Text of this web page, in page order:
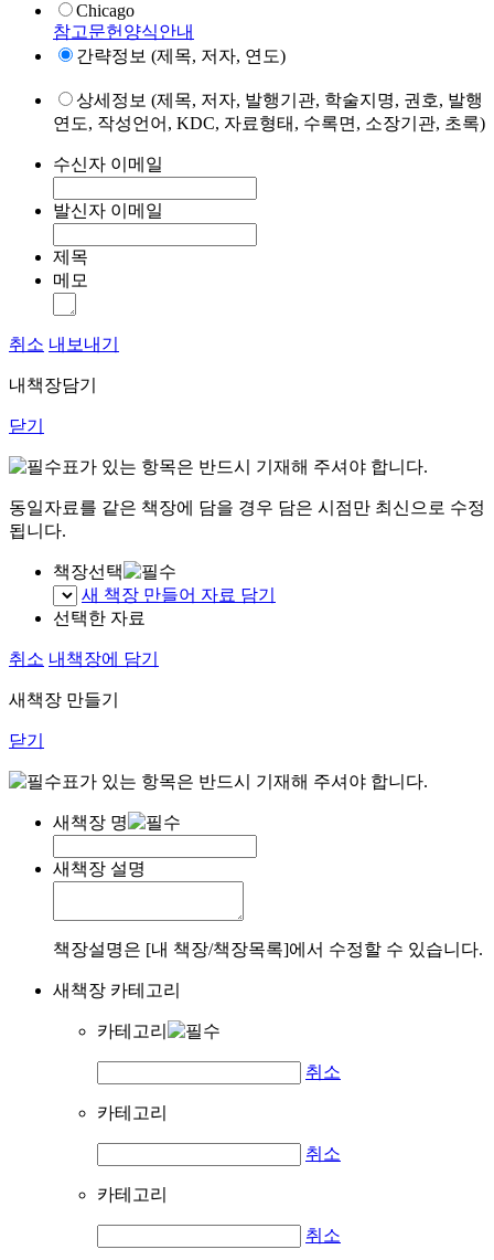
Chicago
참고문헌양식안내
간략정보 (제목, 저자, 연도)
상세정보 (제목, 저자, 발행기관, 학술지명, 권호, 발행
연도, 작성언어, KDC, 자료형태, 수록면, 소장기관, 초록)
수신자 이메일
발신자 이메일
제목
메모
취소 내보내기
내책장담기
닫기
표가 있는 항목은 반드시 기재해 주셔야 합니다.
동일자료를 같은 책장에 담을 경우 담은 시점만 최신으로 수정
됩니다.
책장선택
새 책장 만들어 자료 담기
선택한 자료
취소 내책장에 담기
새책장 만들기
닫기
표가 있는 항목은 반드시 기재해 주셔야 합니다.
새책장 명
새책장 설명
책장설명은 [내 책장/책장목록]에서 수정할 수 있습니다.
새책장 카테고리
카테고리
취소
카테고리
취소
카테고리
취소